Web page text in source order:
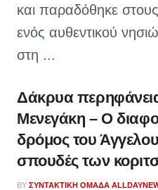
και παραδόθηκε
ενός αυθεντικού
στη ...
Δάκρυα
Μενεγάκη – Ο
δρόμος του Άγγελου
σπουδές των
BY ΣΥΝΤΑΚΤΙΚΉ ΟΜΆΔΑ